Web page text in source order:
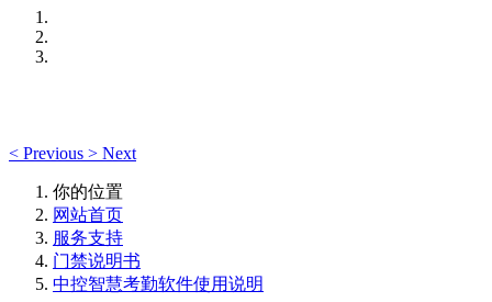
< Previous > Next
你的位置
网站首页
服务支持
门禁说明书
中控智慧考勤软件使用说明